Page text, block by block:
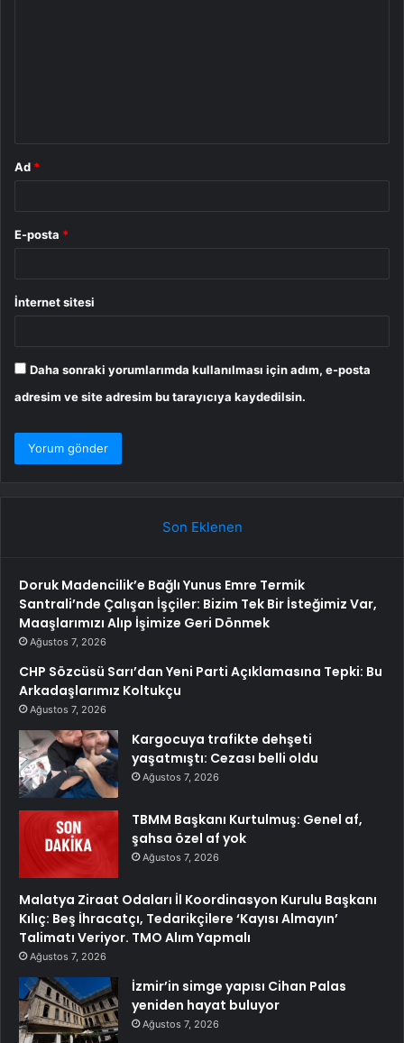
Ad *
E-posta *
İnternet sitesi
Daha sonraki yorumlarımda kullanılması için adım, e-posta
adresim ve site adresim bu tarayıcıya kaydedilsin.
Son Eklenen
Doruk Madencilik’e Bağlı Yunus Emre Termik
Santrali’nde Çalışan İşçiler: Bizim Tek Bir İsteğimiz Var,
Maaşlarımızı Alıp İşimize Geri Dönmek
Ağustos 7, 2026
CHP Sözcüsü Sarı’dan Yeni Parti Açıklamasına Tepki: Bu
Arkadaşlarımız Koltukçu
Ağustos 7, 2026
Kargocuya trafikte dehşeti
yaşatmıştı: Cezası belli oldu
Ağustos 7, 2026
TBMM Başkanı Kurtulmuş: Genel af,
şahsa özel af yok
Ağustos 7, 2026
Malatya Ziraat Odaları İl Koordinasyon Kurulu Başkanı
Kılıç: Beş İhracatçı, Tedarikçilere ‘Kayısı Almayın’
Talimatı Veriyor. TMO Alım Yapmalı
Ağustos 7, 2026
İzmir’in simge yapısı Cihan Palas
yeniden hayat buluyor
Ağustos 7, 2026